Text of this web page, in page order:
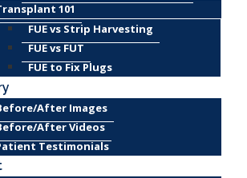
101
FUE vs Strip Harvesting
FUE vs FUT
FUE to Fix Plugs
After Images
After Videos
Testimonials